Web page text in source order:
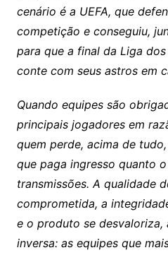
cenário é a UEFA, que
competição e conseguiu,
para que a final da Liga
conte com seus astros em
Quando equipes são
principais jogadores em
quem perde, acima de
que paga ingresso quanto
transmissões. A qualidade
comprometida, a
e o produto se desvaloriza,
inversa: as equipes que